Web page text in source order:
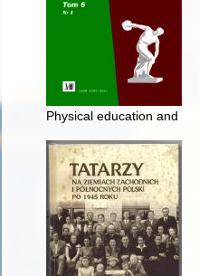
Physical education and